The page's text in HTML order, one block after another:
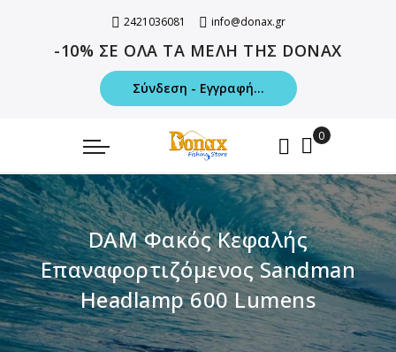
2421036081 info@donax.gr
-10% ΣΕ ΟΛΑ ΤΑ ΜΕΛΗ ΤΗΣ DONAX
Σύνδεση - Εγγραφή...
DAM Φακός Κεφαλής
Επαναφορτιζόμενος Sandman
Headlamp 600 Lumens